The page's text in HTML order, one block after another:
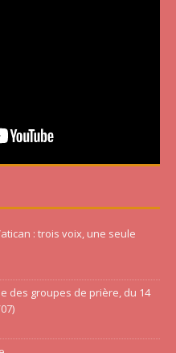
: trois voix, une seule
des groupes de prière, du 14